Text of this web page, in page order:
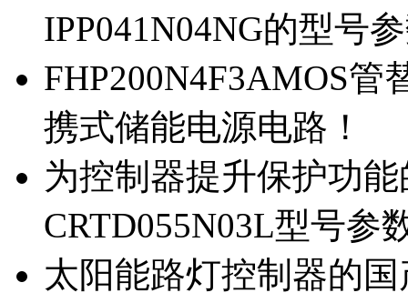
IPP041N04NG的型号
FHP200N4F3AMOS管
携式储能电源电路！
为控制器提升保护功
CRTD055N03L型号参
太阳能路灯控制器的